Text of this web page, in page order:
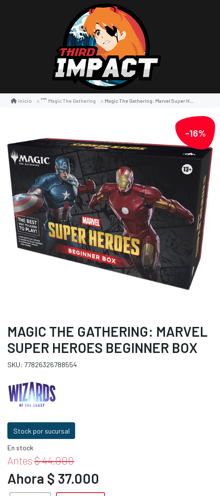
Inicio Magic The Gathering Magic The Gathering: Marvel Super Heroes Beginner Box
-16%
MAGIC THE GATHERING: MARVEL
SUPER HEROES BEGINNER BOX
SKU: 77826326788554
Stock por sucursal
En stock
Antes $ 44.000
Ahora $ 37.000